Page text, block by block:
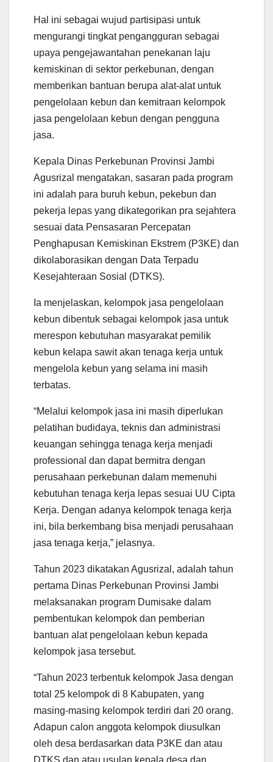
Hal ini sebagai wujud partisipasi untuk
mengurangi tingkat pengangguran sebagai
upaya pengejawantahan penekanan laju
kemiskinan di sektor perkebunan, dengan
memberikan bantuan berupa alat-alat untuk
pengelolaan kebun dan kemitraan kelompok
jasa pengelolaan kebun dengan pengguna
jasa.
Kepala Dinas Perkebunan Provinsi Jambi
Agusrizal mengatakan, sasaran pada program
ini adalah para buruh kebun, pekebun dan
pekerja lepas yang dikategorikan pra sejahtera
sesuai data Pensasaran Percepatan
Penghapusan Kemiskinan Ekstrem (P3KE) dan
dikolaborasikan dengan Data Terpadu
Kesejahteraan Sosial (DTKS).
Ia menjelaskan, kelompok jasa pengelolaan
kebun dibentuk sebagai kelompok jasa untuk
merespon kebutuhan masyarakat pemilik
kebun kelapa sawit akan tenaga kerja untuk
mengelola kebun yang selama ini masih
terbatas.
“Melalui kelompok jasa ini masih diperlukan
pelatihan budidaya, teknis dan administrasi
keuangan sehingga tenaga kerja menjadi
professional dan dapat bermitra dengan
perusahaan perkebunan dalam memenuhi
kebutuhan tenaga kerja lepas sesuai UU Cipta
Kerja. Dengan adanya kelompok tenaga kerja
ini, bila berkembang bisa menjadi perusahaan
jasa tenaga kerja,” jelasnya.
Tahun 2023 dikatakan Agusrizal, adalah tahun
pertama Dinas Perkebunan Provinsi Jambi
melaksanakan program Dumisake dalam
pembentukan kelompok dan pemberian
bantuan alat pengelolaan kebun kepada
kelompok jasa tersebut.
“Tahun 2023 terbentuk kelompok Jasa dengan
total 25 kelompok di 8 Kabupaten, yang
masing-masing kelompok terdiri dari 20 orang.
Adapun calon anggota kelompok diusulkan
oleh desa berdasarkan data P3KE dan atau